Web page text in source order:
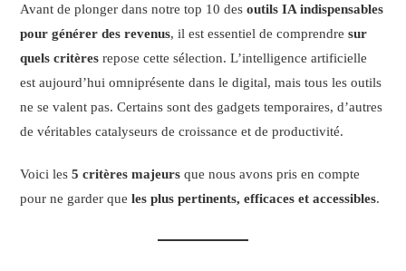
Avant de plonger dans notre top 10 desoutils IA indispensables
pour générer des revenus, il est essentiel de comprendresur
quels critères repose cette sélection. L’intelligence artificielle
est aujourd’hui omniprésente dans le digital, mais tous les outils
ne se valent pas. Certains sont des gadgets temporaires, d’autres
de véritables catalyseurs de croissance et de productivité.
Voici les5 critères majeurs que nous avons pris en compte
pour ne garder queles plus pertinents, efficaces et accessibles.